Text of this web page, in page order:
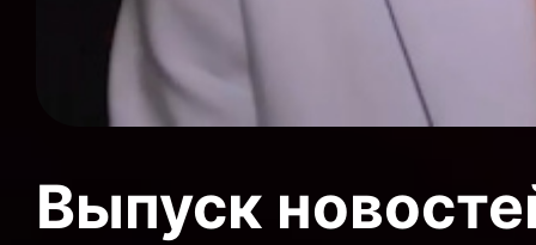
Выпуск